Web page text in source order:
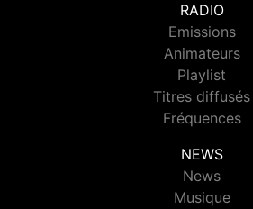
RADIO
Emissions
Animateurs
Playlist
Titres diffusés
Fréquences
NEWS
News
Musique